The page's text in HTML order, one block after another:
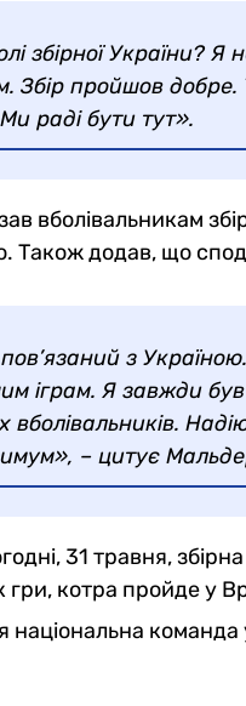
збірної України?
Збір пройшов добре.
раді бути тут».
вболівальникам
додав, що
з
іграм. Я завжди
вболівальників.
– цитує
31 травня,
гри, котра пройде у
національна команда